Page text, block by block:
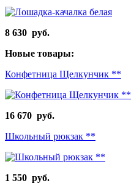
8 630 руб.
Новые товары:
Конфетница Щелкунчик **
16 670 руб.
Школьный рюкзак **
1 550 руб.